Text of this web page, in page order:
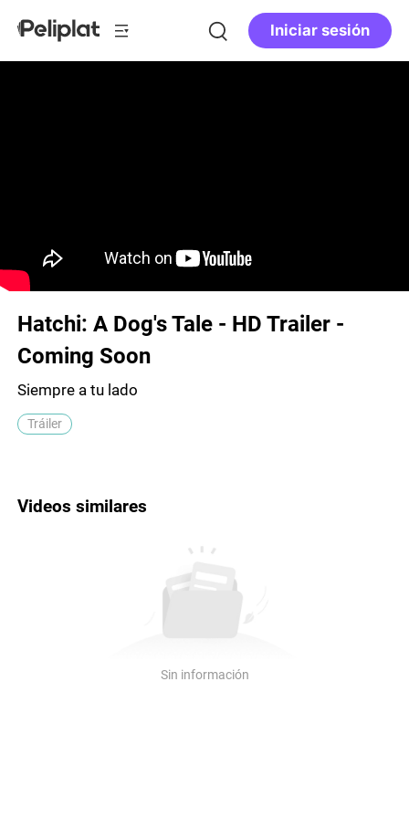
Iniciar sesión
Hatchi: A Dog's Tale - HD Trailer -
Coming Soon
Siempre a tu lado
Tráiler
Videos similares
Sin información